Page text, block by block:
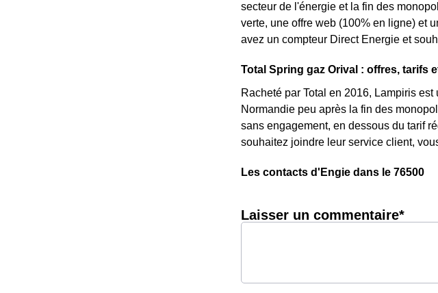
secteur de l'énergie et la fin des
verte, une offre web (100% en ligne) et
avez un compteur Direct Energie et
Total Spring gaz Orival : offres, tarifs
Racheté par Total en 2016, Lampiris
Normandie peu après la fin des
sans engagement, en dessous du tarif
souhaitez joindre leur service client,
Les contacts d'Engie dans le 76500
Laisser un commentaire*